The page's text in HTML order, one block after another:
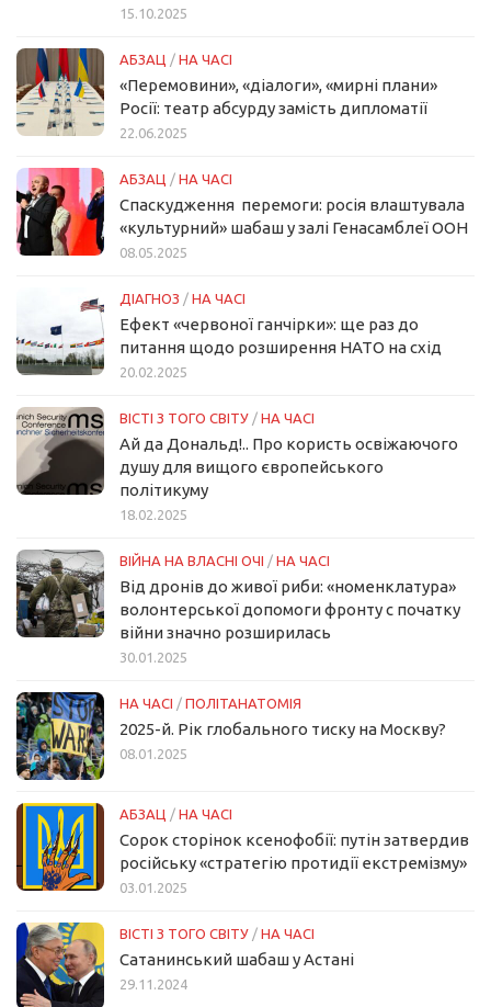
15.10.2025
АБЗАЦ / НА ЧАСІ
«Перемовини», «діалоги», «мирні плани»
Росії: театр абсурду замість дипломатії
22.06.2025
АБЗАЦ / НА ЧАСІ
Спаскудження перемоги: росія влаштувала
«культурний» шабаш у залі Генасамблеї ООН
08.05.2025
ДІАГНОЗ / НА ЧАСІ
Ефект «червоної ганчірки»: ще раз до
питання щодо розширення НАТО на схід
20.02.2025
ВІСТІ З ТОГО СВІТУ / НА ЧАСІ
Ай да Дональд!.. Про користь освіжаючого
душу для вищого європейського
політикуму
18.02.2025
ВІЙНА НА ВЛАСНІ ОЧІ / НА ЧАСІ
Від дронів до живої риби: «номенклатура»
волонтерської допомоги фронту с початку
війни значно розширилась
30.01.2025
НА ЧАСІ / ПОЛІТАНАТОМІЯ
2025-й. Рік глобального тиску на Москву?
08.01.2025
АБЗАЦ / НА ЧАСІ
Сорок сторінок ксенофобії: путін затвердив
російську «стратегію протидії екстремізму»
03.01.2025
ВІСТІ З ТОГО СВІТУ / НА ЧАСІ
Сатанинський шабаш у Астані
29.11.2024